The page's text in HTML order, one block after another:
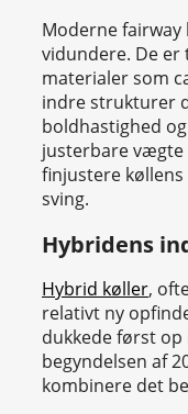
Moderne
vidundere. De er
materialer som
indre strukturer
boldhastighed
justerbare vægte
finjustere
sving.
Hybridens
Hybrid køller,
relativt ny
dukkede først op
begyndelsen af
kombinere det